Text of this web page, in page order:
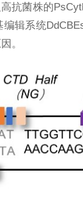
抗菌株的
辑系统
。